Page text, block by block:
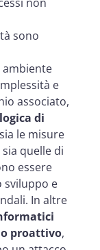
sono
ambiente
e
associato,
di
le misure
quelle di
essere
sviluppo e
In altre
proattivo,